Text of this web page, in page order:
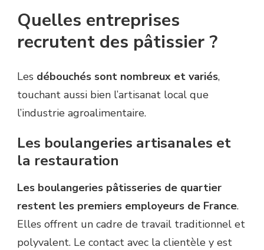
Quelles entreprises
recrutent des pâtissier ?
Les débouchés sont nombreux et variés,
touchant aussi bien l’artisanat local que
l’industrie agroalimentaire.
Les boulangeries artisanales et
la restauration
Les boulangeries pâtisseries de quartier
restent les premiers employeurs de France.
Elles offrent un cadre de travail traditionnel et
polyvalent. Le contact avec la clientèle y est